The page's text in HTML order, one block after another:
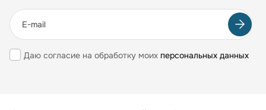
Даю согласие на обработку моих персональных данных